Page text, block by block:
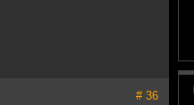
# 36